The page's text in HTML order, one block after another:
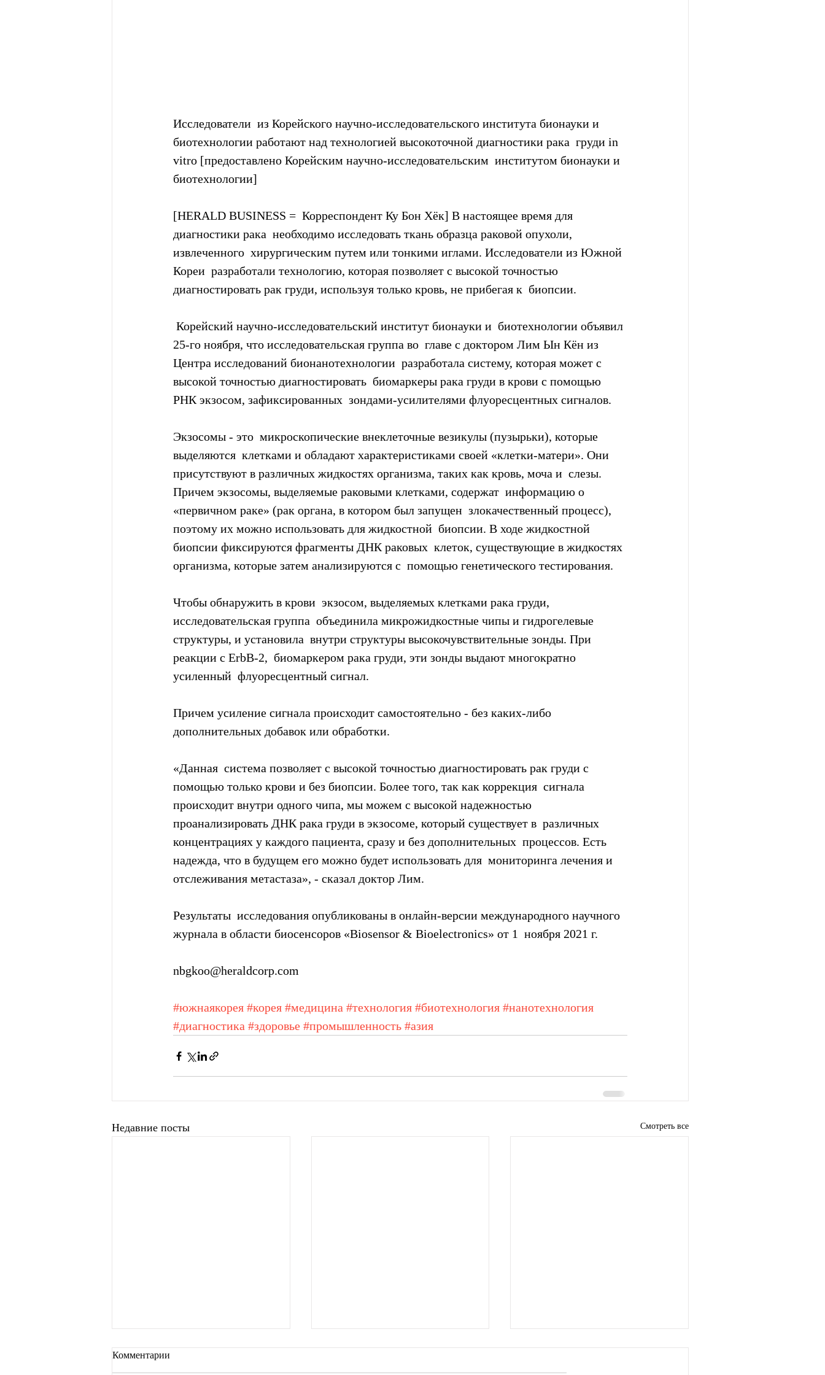
Исследователи  из Корейского научно-исследовательского института бионауки и
биотехнологии работают над технологией высокоточной диагностики рака  груди in
vitro [предоставлено Корейским научно-исследовательским  институтом бионауки и
биотехнологии]
[HERALD BUSINESS =  Корреспондент Ку Бон Хёк] В настоящее время для
диагностики рака  необходимо исследовать ткань образца раковой опухоли,
извлеченного  хирургическим путем или тонкими иглами. Исследователи из Южной
Кореи  разработали технологию, которая позволяет с высокой точностью
диагностировать рак груди, используя только кровь, не прибегая к  биопсии.
25-го ноября, что исследовательская группа во  главе с доктором Лим Ын Кён из
Центра исследований бионанотехнологии  разработала систему, которая может с
высокой точностью диагностировать  биомаркеры рака груди в крови с помощью
РНК экзосом, зафиксированных  зондами-усилителями флуоресцентных сигналов.
Экзосомы - это  микроскопические внеклеточные везикулы (пузырьки), которые
выделяются  клетками и обладают характеристиками своей «клетки-матери». Они
присутствуют в различных жидкостях организма, таких как кровь, моча и  слезы.
Причем экзосомы, выделяемые раковыми клетками, содержат  информацию о
«первичном раке» (рак органа, в котором был запущен  злокачественный процесс),
поэтому их можно использовать для жидкостной  биопсии. В ходе жидкостной
биопсии фиксируются фрагменты ДНК раковых  клеток, существующие в жидкостях
организма, которые затем анализируются с  помощью генетического тестирования.
Чтобы обнаружить в крови  экзосом, выделяемых клетками рака груди,
исследовательская группа  объединила микрожидкостные чипы и гидрогелевые
структуры, и установила  внутри структуры высокочувствительные зонды. При
реакции с ErbB-2,  биомаркером рака груди, эти зонды выдают многократно
усиленный  флуоресцентный сигнал.
Причем усиление сигнала происходит самостоятельно - без каких-либо
дополнительных добавок или обработки.
«Данная  система позволяет с высокой точностью диагностировать рак груди с
помощью только крови и без биопсии. Более того, так как коррекция  сигнала
происходит внутри одного чипа, мы можем с высокой надежностью
проанализировать ДНК рака груди в экзосоме, который существует в  различных
концентрациях у каждого пациента, сразу и без дополнительных  процессов. Есть
надежда, что в будущем его можно будет использовать для  мониторинга лечения и
отслеживания метастаза», - сказал доктор Лим.
Результаты  исследования опубликованы в онлайн-версии международного научного
журнала в области биосенсоров «Biosensor & Bioelectronics» от 1  ноября 2021 г.
nbgkoo@heraldcorp.com
#южнаякорея #корея #медицина #технология #биотехнология #нанотехнология
#диагностика #здоровье #промышленность #азия
Недавние посты Смотреть все
Комментарии